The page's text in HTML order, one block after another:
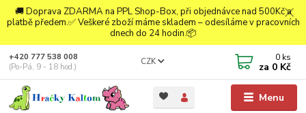
🚚 Doprava ZDARMA na PPL Shop-Box, při objednávce nad 500Kč a
platbě předem.✅ Veškeré zboží máme skladem – odesíláme v pracovních
dnech do 24 hodin.📦
Menu
CZK
+420 777 538 008
(Po-Pá, 9 - 18 hod.)
0 ks
za 0 Kč